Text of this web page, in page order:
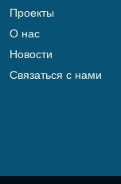
Проекты
О нас
Новости
Связаться с нами